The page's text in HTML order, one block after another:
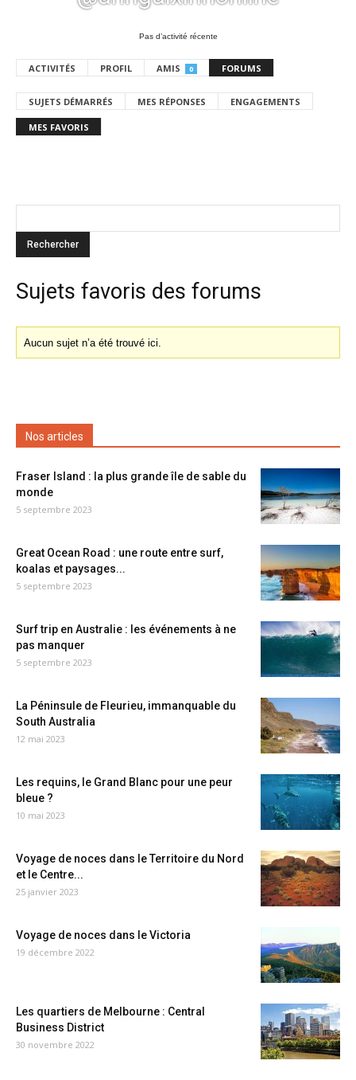
Pas d’activité récente
ACTIVITÉS PROFIL AMIS 0 FORUMS
SUJETS DÉMARRÉS MES RÉPONSES ENGAGEMENTS
MES FAVORIS
Sujets favoris des forums
Aucun sujet n’a été trouvé ici.
Nos articles
Fraser Island : la plus grande île de sable du
monde
5 septembre 2023
Great Ocean Road : une route entre surf,
koalas et paysages...
5 septembre 2023
Surf trip en Australie : les événements à ne
pas manquer
5 septembre 2023
La Péninsule de Fleurieu, immanquable du
South Australia
12 mai 2023
Les requins, le Grand Blanc pour une peur
bleue ?
10 mai 2023
Voyage de noces dans le Territoire du Nord
et le Centre...
25 janvier 2023
Voyage de noces dans le Victoria
19 décembre 2022
Les quartiers de Melbourne : Central
Business District
30 novembre 2022